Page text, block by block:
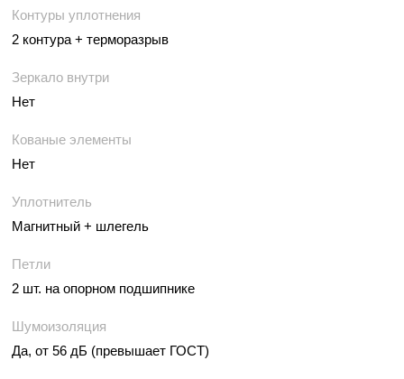
Контуры уплотнения
2 контура + терморазрыв
Зеркало внутри
Нет
Кованые элементы
Нет
Уплотнитель
Магнитный + шлегель
Петли
2 шт. на опорном подшипнике
Шумоизоляция
Да, от 56 дБ (превышает ГОСТ)